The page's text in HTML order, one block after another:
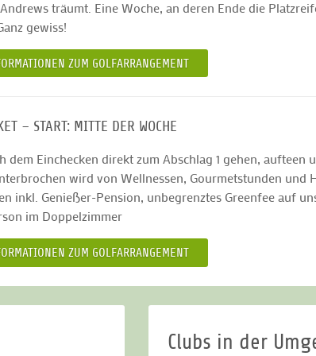
träumt. Eine Woche, an deren Ende die
gewiss!
ZUM GOLFARRANGEMENT
– START: MITTE DER WOCHE
dem Einchecken direkt zum Abschlag 1 gehen, aufteen
wird von Wellnessen, Gourmetstunden und
inkl. Genießer-Pension, unbegrenztes Greenfee auf
im Doppelzimmer
ZUM GOLFARRANGEMENT
Clubs in der